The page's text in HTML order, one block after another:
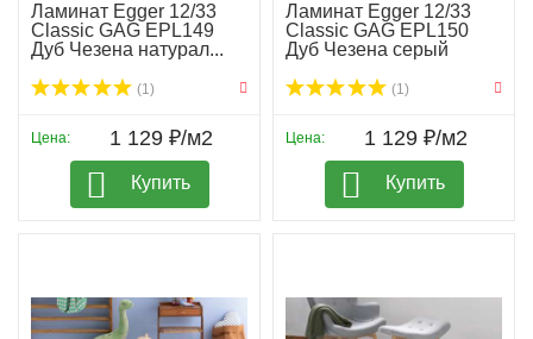
Ламинат Egger 12/33
Classic GAG EPL149
Дуб Чезена натурал...
(1)
Цена: 1 129 ₽/м2
Купить
Ламинат Egger 12/33
Classic GAG EPL150
Дуб Чезена серый
(1)
Цена: 1 129 ₽/м2
Купить